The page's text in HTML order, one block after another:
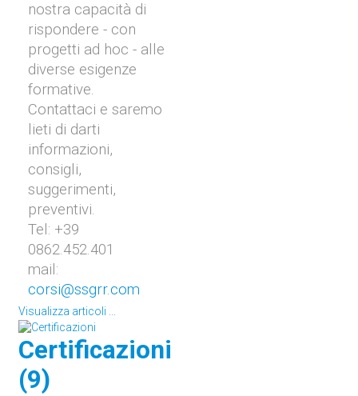
nostra capacità di
rispondere - con
progetti ad hoc - alle
diverse esigenze
formative.
Contattaci e saremo
lieti di darti
informazioni,
consigli,
suggerimenti,
preventivi.
Tel: +39
0862.452.401
mail:
corsi@ssgrr.com
Visualizza articoli ...
Certificazioni
(9)